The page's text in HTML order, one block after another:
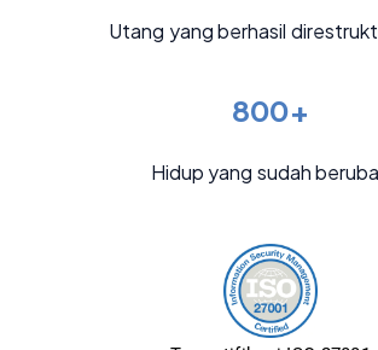
Utang yang berhasil
800+
Hidup yang sudah